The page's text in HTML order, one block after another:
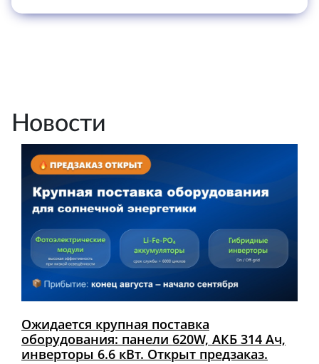
Новости
Ожидается крупная поставка
оборудования: панели 620W, АКБ 314 Ач,
инверторы 6.6 кВт. Открыт предзаказ.